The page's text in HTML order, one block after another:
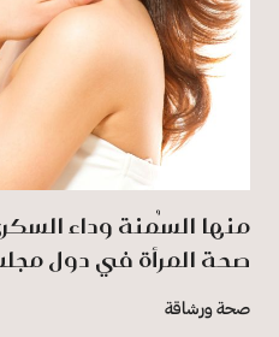
صحة المرأة في دول
صحة ورشاقة